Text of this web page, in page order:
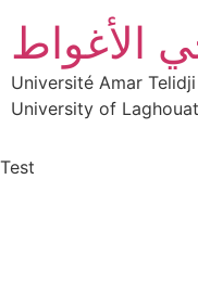
الأغواط
Université Amar
University of Laghouat
Test